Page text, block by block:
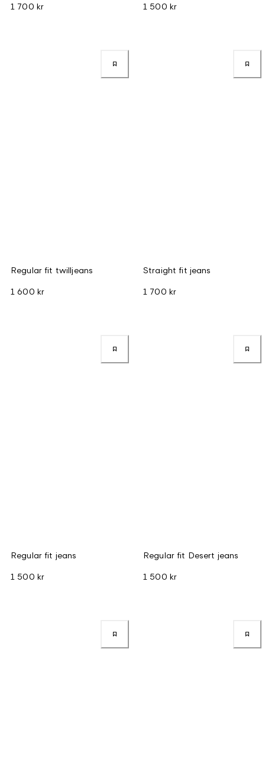
1 700 kr 1 500 kr
Regular fit twilljeans
1 600 kr
Straight fit jeans
1 700 kr
Regular fit jeans
1 500 kr
Regular fit Desert jeans
1 500 kr